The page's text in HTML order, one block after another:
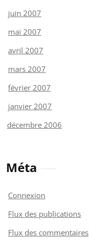
juin 2007
mai 2007
avril 2007
mars 2007
février 2007
janvier 2007
décembre 2006
Méta
Connexion
Flux des publications
Flux des commentaires